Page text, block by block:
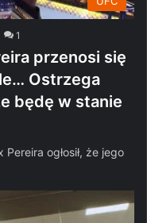
1
przenosi się
Ostrzega
będę w stanie
ogłosił, że jego